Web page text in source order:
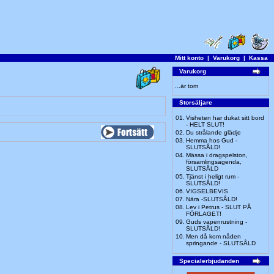
Mitt konto | Varukorg | Kassa
Varukorg
...är tom
Storsäljare
01.
Visheten har dukat sitt bord
- HELT SLUT!
02. Du strålande glädje
03. Hemma hos Gud -
SLUTSÅLD!
04. Mässa i dragspelston,
församlingsagenda,
SLUTSÅLD
05. Tjänst i heligt rum -
SLUTSÅLD!
06. VIGSELBEVIS
07. Nära -SLUTSÅLD!
08. Lev i Petrus - SLUT PÅ
FÖRLAGET!
09. Guds vapenrustning -
SLUTSÅLD!
10. Men då kom nåden
springande - SLUTSÅLD
Specialerbjudanden